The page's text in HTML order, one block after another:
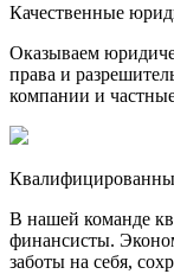
Качественные
Оказываем
права и
компании и
В нашей команде
финансисты.
заботы на себя,